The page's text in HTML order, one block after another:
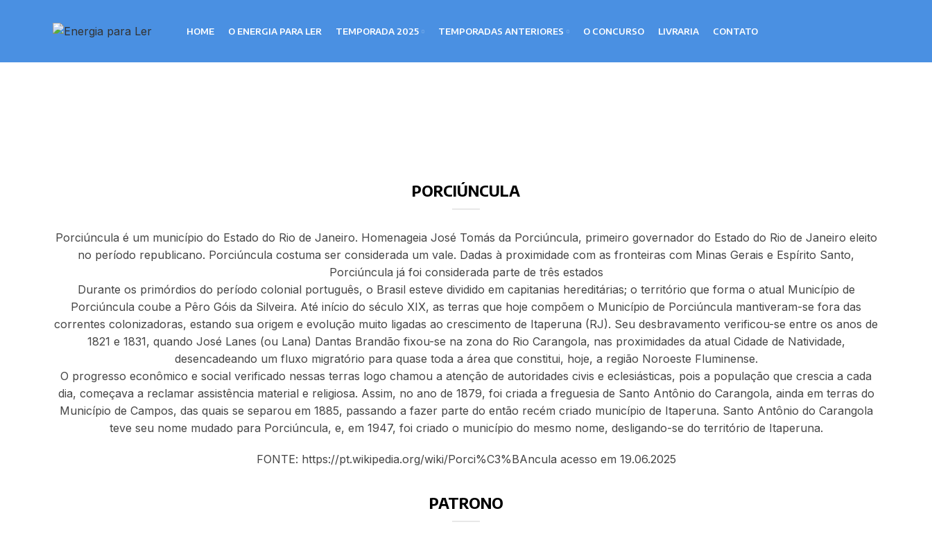
HOME O ENERGIA PARA LER TEMPORADA 2025 TEMPORADAS ANTERIORES O CONCURSO LIVRARIA CONTATO
PORCIÚNCULA
Porciúncula é um município do Estado do Rio de Janeiro. Homenageia José Tomás da Porciúncula, primeiro governador do Estado do Rio de Janeiro eleito
no período republicano. Porciúncula costuma ser considerada um vale. Dadas à proximidade com as fronteiras com Minas Gerais e Espírito Santo,
Porciúncula já foi considerada parte de três estados
Durante os primórdios do período colonial português, o Brasil esteve dividido em capitanias hereditárias; o território que forma o atual Município de
Porciúncula coube a Pêro Góis da Silveira. Até início do século XIX, as terras que hoje compõem o Município de Porciúncula mantiveram-se fora das
correntes colonizadoras, estando sua origem e evolução muito ligadas ao crescimento de Itaperuna (RJ). Seu desbravamento verificou-se entre os anos de
1821 e 1831, quando José Lanes (ou Lana) Dantas Brandão fixou-se na zona do Rio Carangola, nas proximidades da atual Cidade de Natividade,
desencadeando um fluxo migratório para quase toda a área que constitui, hoje, a região Noroeste Fluminense.
O progresso econômico e social verificado nessas terras logo chamou a atenção de autoridades civis e eclesiásticas, pois a população que crescia a cada
dia, começava a reclamar assistência material e religiosa. Assim, no ano de 1879, foi criada a freguesia de Santo Antônio do Carangola, ainda em terras do
Município de Campos, das quais se separou em 1885, passando a fazer parte do então recém criado município de Itaperuna. Santo Antônio do Carangola
teve seu nome mudado para Porciúncula, e, em 1947, foi criado o município do mesmo nome, desligando-se do território de Itaperuna.
FONTE: https://pt.wikipedia.org/wiki/Porci%C3%BAncula acesso em 19.06.2025
PATRONO